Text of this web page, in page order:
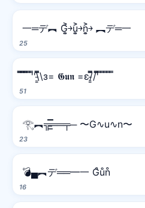
25
一═デ︻ G͎͍͐￫u͎͍͐￫n͎͍͐￫ ︻デ═一
51
̿̿ ̿̿ ̿̿ ̿'̿'\̵͇̿̿\з= 𝕲𝖚𝖓 =ε/̵͇̿̿/'̿̿ ̿ ̿ ̿ ̿ ̿
23
𓂀︻╦̵̵͇̿̿̿̿══╤─ 〜G∿u∿n〜
16
💣▄︻デ══━一 G̊ůn̊